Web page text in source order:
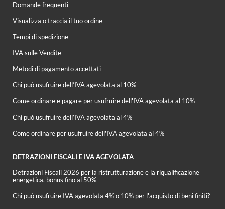
Domande frequenti
Visualizza o traccia il tuo ordine
Tempi di spedizione
IVA sulle Vendite
Metodi di pagamento accettati
Chi può usufruire dell’IVA agevolata al 10%
Come ordinare e pagare per usufruire dell'IVA agevolata al 10%
Chi può usufruire dell’IVA agevolata al 4%
Come ordinare per usufruire dell'IVA agevolata al 4%
DETRAZIONI FISCALI E IVA AGEVOLATA
Detrazioni Fiscali 2026 per la ristrutturazione e la riqualificazione
energetica, bonus fino al 50%
Chi può usufruire IVA agevolata 4% o 10% per l'acquisto di beni finiti?